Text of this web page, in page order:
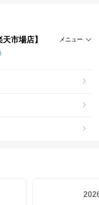
市場店】 メニュー